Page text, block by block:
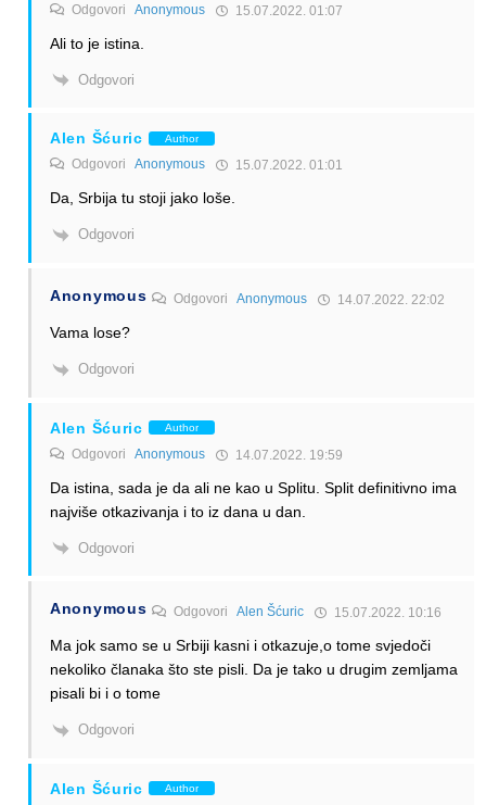
Odgovori Anonymous 15.07.2022. 01:07
Ali to je istina.
Odgovori
Alen Šćuric Author
Odgovori Anonymous 15.07.2022. 01:01
Da, Srbija tu stoji jako loše.
Odgovori
Anonymous OdgovoriAnonymous 14.07.2022. 22:02
Vama lose?
Odgovori
Alen Šćuric Author
Odgovori Anonymous 14.07.2022. 19:59
Da istina, sada je da ali ne kao u Splitu. Split definitivno ima
najviše otkazivanja i to iz dana u dan.
Odgovori
Anonymous OdgovoriAlen Šćuric 15.07.2022. 10:16
Ma jok samo se u Srbiji kasni i otkazuje,o tome svjedoči
nekoliko članaka što ste pisli. Da je tako u drugim zemljama
pisali bi i o tome
Odgovori
Alen Šćuric Author